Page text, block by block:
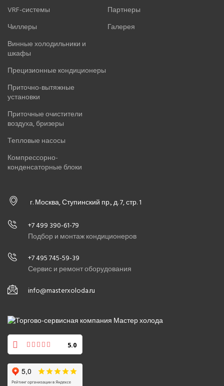
VRF-системы
Чиллеры
Винные холодильники и
шкафы
Прецизионные кондиционеры
Приточно-вытяжные
установки
Приточные очистители
воздуха, бризеры
Тепловые насосы
Компрессорно-
конденсаторные блоки
Партнеры
Галерея
г. Москва, Ступинский пр., д. 7, стр. 1
+7 499 390-61-79
Подбор и монтаж кондиционеров
+7 495 745-59-39
Сервис и ремонт оборудования
info@masterxoloda.ru
5.0